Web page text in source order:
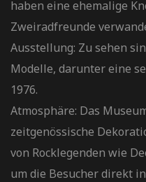
haben eine ehemalige
Zweiradfreunde
Ausstellung: Zu sehen
Modelle, darunter eine
1976.
Atmosphäre: Das
zeitgenössische
von Rocklegenden wie
um die Besucher direkt